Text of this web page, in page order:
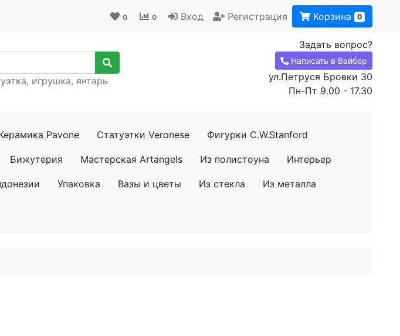
0 0 Вход Регистрация Корзина 0
игрушка, янтарь
Задать вопрос?
Написать в Вайбер
ул.Петруся Бровки 30
Пн-Пт 9.00 - 17.30
Pavone Статуэтки Veronese Фигурки C.W.Stanford
Бижутерия Мастерская Artangels Из полистоуна Интерьер
Упаковка Вазы и цветы Из стекла Из металла